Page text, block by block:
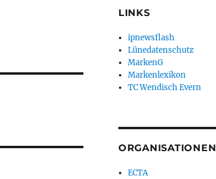
LINKS
ipnewsflash
Lünedatenschutz
MarkenG
Markenlexikon
TC Wendisch Evern
ORGANISATIONEN
ECTA